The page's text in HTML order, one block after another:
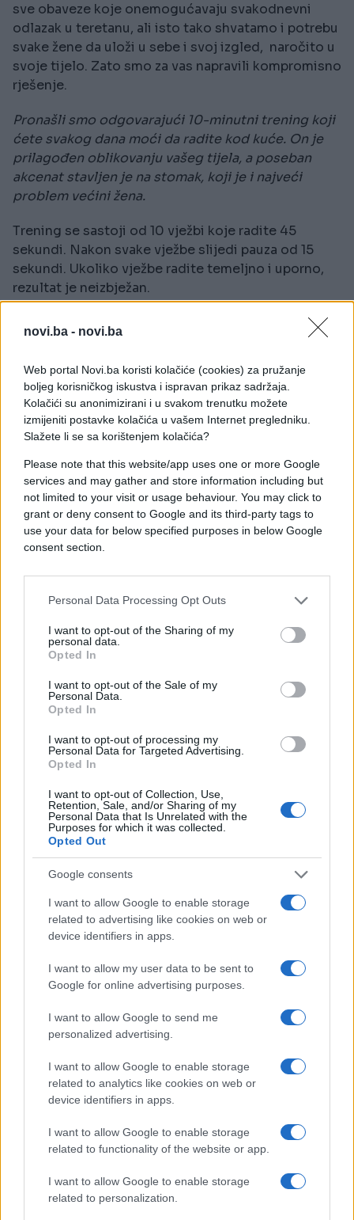
novi.ba - novi.ba
Web portal Novi.ba koristi kolačiće (cookies) za pružanje
boljeg korisničkog iskustva i ispravan prikaz sadržaja.
Kolačići su anonimizirani i u svakom trenutku možete
izmijeniti postavke kolačića u vašem Internet pregledniku.
Slažete li se sa korištenjem kolačića?
Please note that this website/app uses one or more Google
services and may gather and store information including but
not limited to your visit or usage behaviour. You may click to
grant or deny consent to Google and its third-party tags to
use your data for below specified purposes in below Google
consent section.
Personal Data Processing Opt Outs
I want to opt-out of the Sharing of my
personal data.
Opted In
I want to opt-out of the Sale of my
Personal Data.
Opted In
I want to opt-out of processing my
Personal Data for Targeted Advertising.
Opted In
I want to opt-out of Collection, Use,
Retention, Sale, and/or Sharing of my
Personal Data that Is Unrelated with the
Purposes for which it was collected.
Opted Out
Google consents
I want to allow Google to enable storage
related to advertising like cookies on web or
device identifiers in apps.
I want to allow my user data to be sent to
Google for online advertising purposes.
I want to allow Google to send me
personalized advertising.
I want to allow Google to enable storage
related to analytics like cookies on web or
device identifiers in apps.
I want to allow Google to enable storage
related to functionality of the website or app.
I want to allow Google to enable storage
related to personalization.
sve obaveze koje onemogućavaju svakodnevni
odlazak u teretanu, ali isto tako shvatamo i potrebu
svake žene da uloži u sebe i svoj izgled, naročito u
svoje tijelo. Zato smo za vas napravili kompromisno
rješenje.
Pronašli smo odgovarajući 10-minutni trening koji
ćete svakog dana moći da radite kod kuće. On je
prilagođen oblikovanju vašeg tijela, a poseban
akcenat stavljen je na stomak, koji je i najveći
problem većini žena.
Trening se sastoji od 10 vježbi koje radite 45
sekundi. Nakon svake vježbe slijedi pauza od 15
sekundi. Ukoliko vježbe radite temeljno i uporno,
rezultat je neizbježan.
Kompletan trening pogledajte ovdje:
#vježba #kilogrami
#trening